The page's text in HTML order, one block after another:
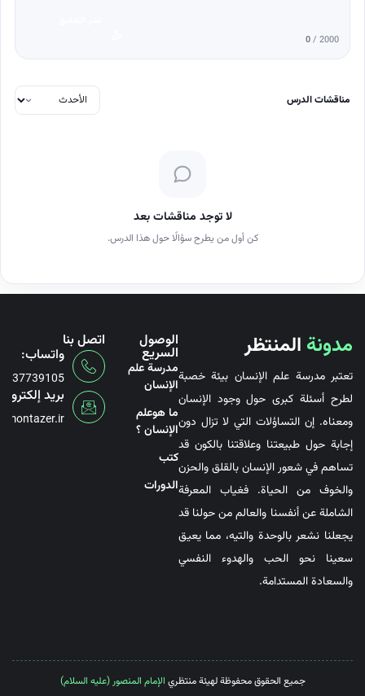
0/ 2000
مناقشات الدرس
لا توجد مناقشات بعد
كن أول من يطرح سؤالًا حول هذا الدرس.
مدونة المنتظر
تعتبر مدرسة علم الإنسان بيئة خصبة
لطرح أسئلة كبرى حول وجود الإنسان
ومعناه. إن التساؤلات التي لا تزال دون
إجابة حول طبيعتنا وعلاقتنا بالكون قد
تساهم في شعور الإنسان بالقلق والحزن
والخوف من الحياة. فغياب المعرفة
الشاملة عن أنفسنا والعالم من حولنا قد
يجعلنا نشعر بالوحدة والتيه، مما يعيق
سعينا نحو الحب والهدوء النفسي
والسعادة المستدامة.
الوصول
السريع
مدرسة علم
الإنسان
ما هوعلم
الإنسان ؟
کتب
الدورات
اتصل بنا
واتساب:
بريد
جميع الحقوق محفوظة لهيئة منتظري الإمام المنصور (عليه السلام)